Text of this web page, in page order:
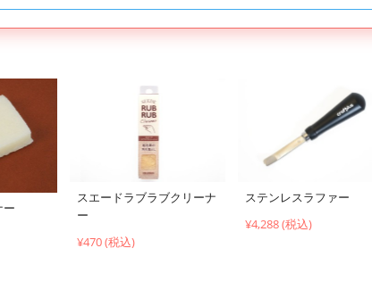
ー
スエードラブラブクリーナ
ー
¥470 (税込)
ステンレスラファー
¥4,288 (税込)